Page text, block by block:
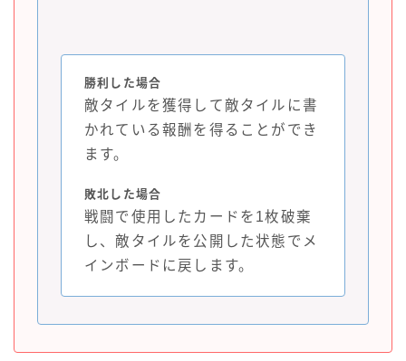
勝利した場合
敵タイルを獲得して敵タイルに書
かれている報酬を得ることができ
ます。
敗北した場合
戦闘で使用したカードを1枚破棄
し、敵タイルを公開した状態でメ
インボードに戻します。